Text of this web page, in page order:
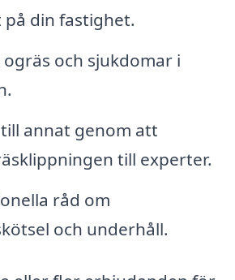
på din fastighet.
och sjukdomar i
annat genom att
till experter.
råd om
och underhåll.